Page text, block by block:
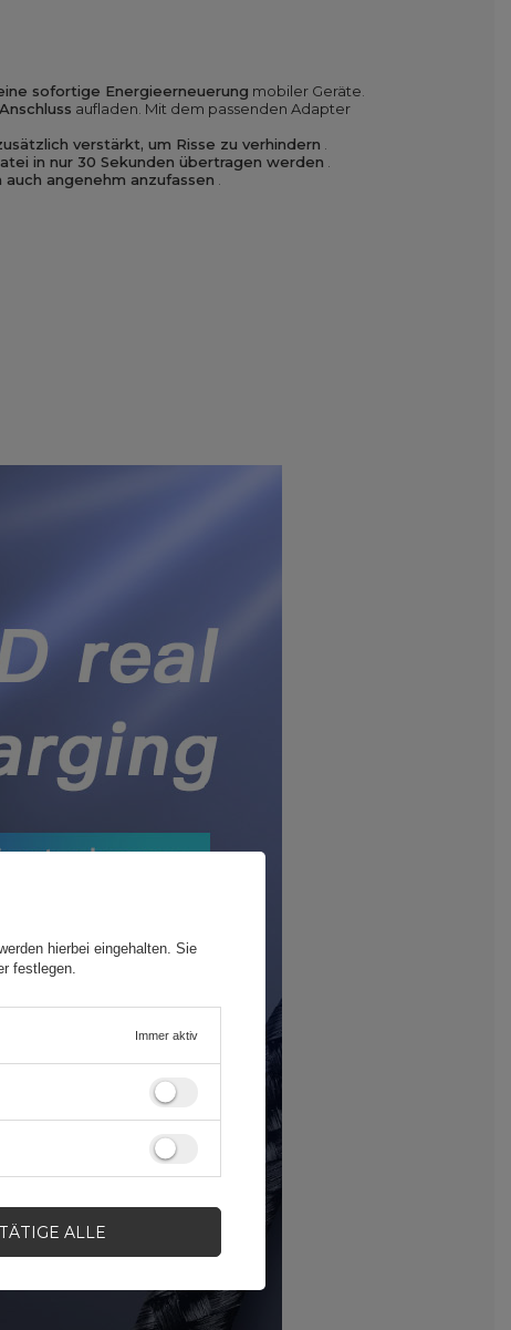
sofortige Energieerneuerung mobiler Geräte.
aufladen. Mit dem passenden Adapter
verstärkt, um Risse zu verhindern .
in nur 30 Sekunden übertragen werden .
angenehm anzufassen .
hierbei eingehalten. Sie
festlegen.
Immer aktiv
ALLE